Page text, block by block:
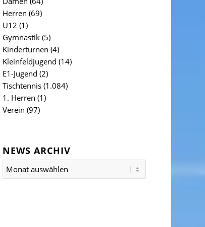
Herren (69)
U12 (1)
Gymnastik(5)
Kinderturnen (4)
Kleinfeldjugend (14)
E1-Jugend (2)
Tischtennis(1.084)
1. Herren (1)
Verein (97)
NEWS ARCHIV